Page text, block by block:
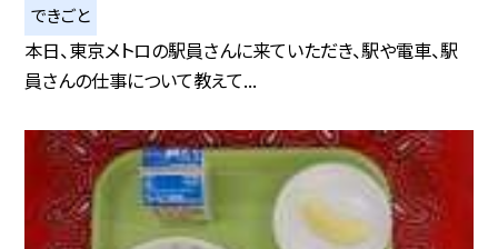
できごと
本日、東京メトロの駅員さんに来ていただき、駅や電車、駅
員さんの仕事について教えて...